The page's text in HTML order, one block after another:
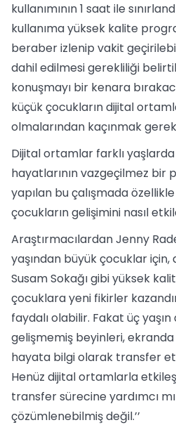
kullanımının 1 saat ile
kullanıma yüksek kalite
beraber izlenip vakit
dahil edilmesi gerekliliği
konuşmayı bir kenara
küçük çocukların dijital
olmalarından kaçınmak
Dijital ortamlar farklı
hayatlarının vazgeçilmez bir
yapılan bu çalışmada
çocukların gelişimini nasıl
Araştırmacılardan Jenny
yaşından büyük çocuklar için,
Susam Sokağı gibi yüksek
çocuklara yeni fikirler
faydalı olabilir. Fakat üç
gelişmemiş beyinleri,
hayata bilgi olarak transfer
Henüz dijital ortamlarla
transfer sürecine yardımcı
çözümlenebilmiş değil.’’